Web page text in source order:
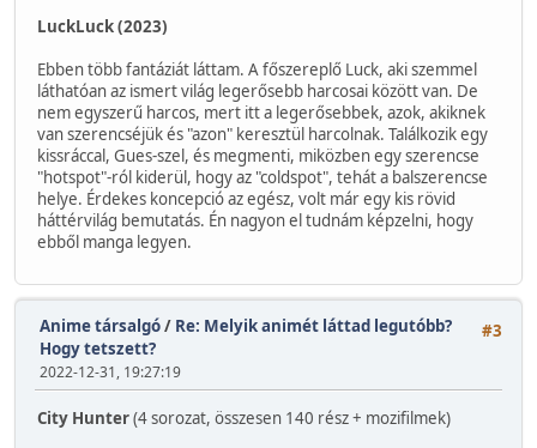
LuckLuck (2023)
Ebben több fantáziát láttam. A főszereplő Luck, aki szemmel
láthatóan az ismert világ legerősebb harcosai között van. De
nem egyszerű harcos, mert itt a legerősebbek, azok, akiknek
van szerencséjük és "azon" keresztül harcolnak. Találkozik egy
kissráccal, Gues-szel, és megmenti, miközben egy szerencse
"hotspot"-ról kiderül, hogy az "coldspot", tehát a balszerencse
helye. Érdekes koncepció az egész, volt már egy kis rövid
háttérvilág bemutatás. Én nagyon el tudnám képzelni, hogy
ebből manga legyen.
#3
Anime társalgó/ Re: Melyik animét láttad legutóbb?
Hogy tetszett?
2022-12-31, 19:27:19
City Hunter(4 sorozat, összesen 140 rész + mozifilmek)